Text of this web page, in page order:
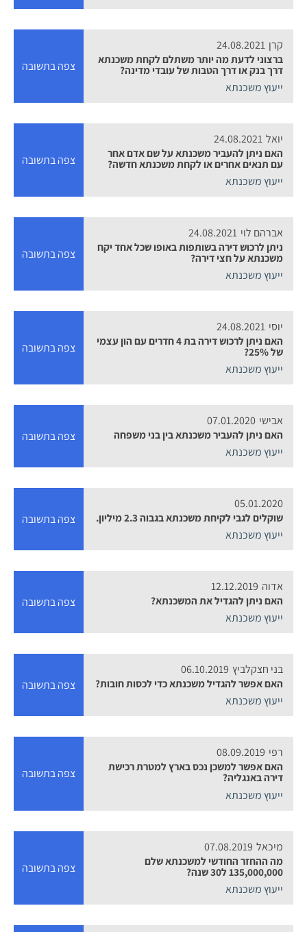
קרן 24.08.2021
ברצוני לדעת מה יותר משתלם לקחת משכנתא
דרך בנק או דרך הטבות של עובדי מדינה?
ייעוץ משכנתא
צפה בתשובה
יואל 24.08.2021
האם ניתן להעביר משכנתא על שם אדם אחר
עם תנאים אחרים או לקחת משכנתא חדשה?
ייעוץ משכנתא
צפה בתשובה
אברהם לוי 24.08.2021
ניתן לרכוש דירה בשותפות באופו שכל אחד יקח
משכנתא על חצי דירה?
ייעוץ משכנתא
צפה בתשובה
יוסי 24.08.2021
האם ניתן לרכוש דירה בת 4 חדרים עם הון עצמי
של 25%?
ייעוץ משכנתא
צפה בתשובה
אבישי 07.01.2020
האם ניתן להעביר משכנתא בין בני משפחה
ייעוץ משכנתא
צפה בתשובה
05.01.2020
שוקלים לגבי לקיחת משכנתא בגבוה 2.3 מיליון.
ייעוץ משכנתא
צפה בתשובה
אדוה 12.12.2019
האם ניתן להגדיל את המשכנתא?
ייעוץ משכנתא
צפה בתשובה
בני חצקלביץ 06.10.2019
האם אפשר להגדיל משכנתא כדי לכסות חובות?
ייעוץ משכנתא
צפה בתשובה
רפי 08.09.2019
האם אפשר למשכן נכס בארץ למטרת רכישת
דירה באנגליה?
ייעוץ משכנתא
צפה בתשובה
מיכאל 07.08.2019
מה ההחזר החודשי למשכנתא שלם
135,000,000 ל30 שנה?
ייעוץ משכנתא
צפה בתשובה